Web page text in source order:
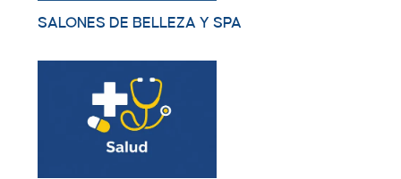
SALONES DE BELLEZA Y SPA